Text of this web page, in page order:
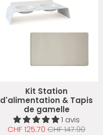
Kit Station
d'alimentation & Tapis
de gamelle
1 avis
CHF 125.70 CHF 147.90